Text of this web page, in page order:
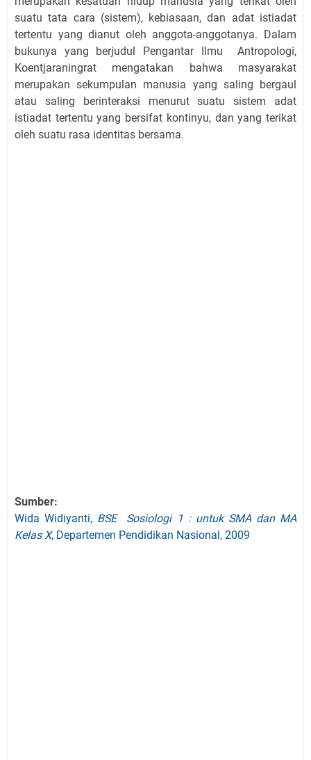
suatu tata cara (sistem), kebiasaan, dan adat istiadat
tertentu yang dianut oleh anggota-anggotanya. Dalam
bukunya yang berjudul Pengantar Ilmu Antropologi,
Koentjaraningrat mengatakan bahwa masyarakat
merupakan sekumpulan manusia yang saling bergaul
atau saling berinteraksi menurut suatu sistem adat
istiadat tertentu yang bersifat kontinyu, dan yang terikat
oleh suatu rasa identitas bersama.
Sumber:
Wida Widiyanti, BSE Sosiologi 1 : untuk SMA dan MA
Kelas X, Departemen Pendidikan Nasional, 2009